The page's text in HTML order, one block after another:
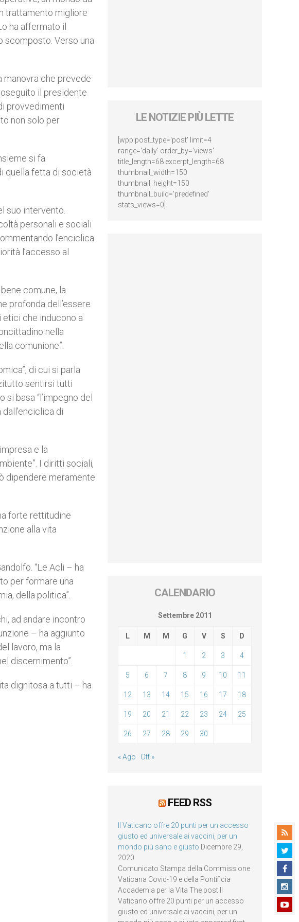
trattamento migliore
ha affermato il
scomposto. Verso una
manovra che prevede
il presidente
provvedimenti
non solo per
si fa
quella fetta di società
suo intervento.
personali e sociali
l’enciclica
l’accesso al
comune, la
profonda dell’essere
etici che inducono a
nella
comunione”.
di cui si parla
sentirsi tutti
basa “l’impegno del
di
e la
I diritti sociali,
dipendere meramente
forte rettitudine
alla vita
“Le Acli – ha
per formare una
della politica”.
ad andare incontro
– ha aggiunto
lavoro, ma la
discernimento”.
dignitosa a tutti – ha
LE NOTIZIE PIÙ LETTE
[wpp post_type='post' limit=4
range='daily' order_by='views'
title_length=68 excerpt_length=68
thumbnail_width=150
thumbnail_height=150
thumbnail_build='predefined'
stats_views=0]
CALENDARIO
Settembre 2011
L M M G V S D
1 2 3 4
5 6 7 8 9 10 11
12 13 14 15 16 17 18
19 20 21 22 23 24 25
26 27 28 29 30
« Ago Ott »
FEED RSS
Il Vaticano offre 20 punti per un accesso
giusto ed universale ai vaccini, per un
mondo più sano e giusto Dicembre 29,
2020
Comunicato Stampa della Commissione
Vaticana Covid-19 e della Pontificia
Accademia per la Vita The post Il
Vaticano offre 20 punti per un accesso
giusto ed universale ai vaccini, per un